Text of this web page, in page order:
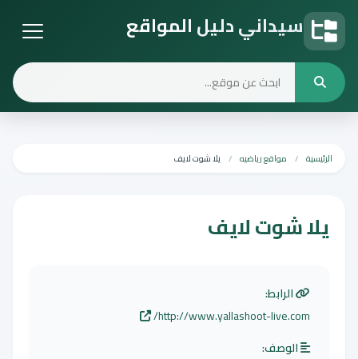
سيداني دليل المواقع
الرئيسية مواقع رياضيه يلا شوت لايف
يلا شوت لايف
الرابط:
http://www.yallashoot-live.com/
الوصف: